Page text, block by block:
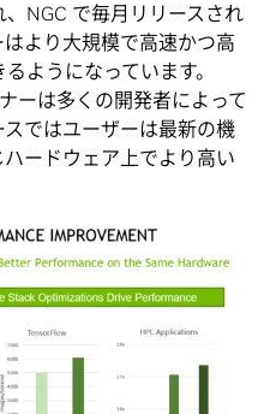
NGC で毎月リリースされ
より大規模で高速かつ高
ようになっています。
ーは多くの開発者によって
ではユーザーは最新の機
ードウェア上でより高い